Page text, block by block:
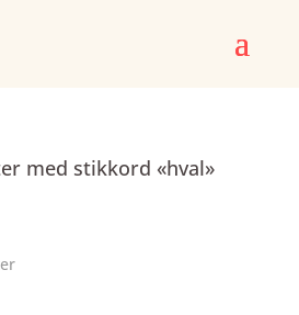
med stikkord «hval»